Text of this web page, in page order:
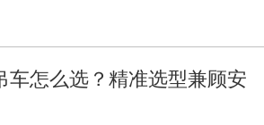
车怎么选？精准选型兼顾安